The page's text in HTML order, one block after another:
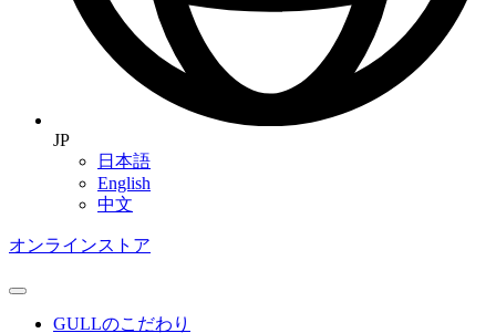
JP
日本語
English
中文
オンラインストア
GULLのこだわり